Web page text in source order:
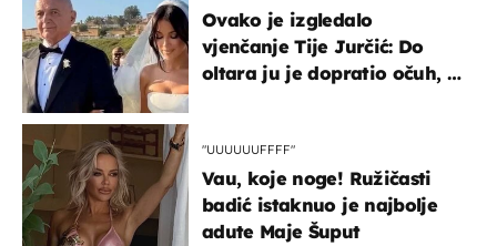
Ovako je izgledalo
vjenčanje Tije Jurčić: Do
oltara ju je dopratio očuh, a
"UUUUUUFFFF"
Vau, koje noge! Ružičasti
badić istaknuo je najbolje
adute Maje Šuput